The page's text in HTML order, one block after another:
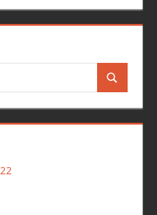
Suchen